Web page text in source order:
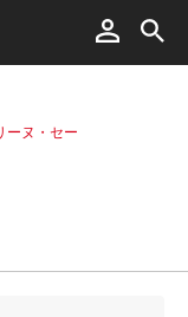
ーヌ・セー